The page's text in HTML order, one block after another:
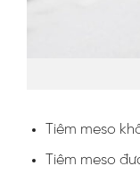
Tiêm meso
Tiêm meso